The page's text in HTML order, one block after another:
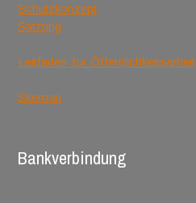
Schutzkonzept
Satzung
Leitfaden zur Öffentlichkeitsarbeit
Sitemap
Bankverbindung